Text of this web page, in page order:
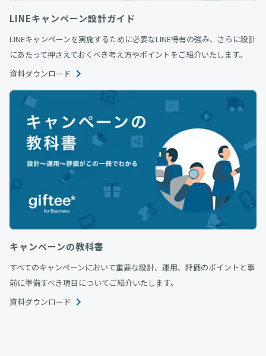
LINEキャンペーン設計ガイド
LINEキャンペーンを実施するために必要なLINE特有の強み、さらに設計
にあたって押さえておくべき考え方やポイントをご紹介いたします。
資料ダウンロード
キャンペーンの教科書
すべてのキャンペーンにおいて重要な設計、運用、評価のポイントと事
前に準備すべき項目についてご紹介いたします。
資料ダウンロード